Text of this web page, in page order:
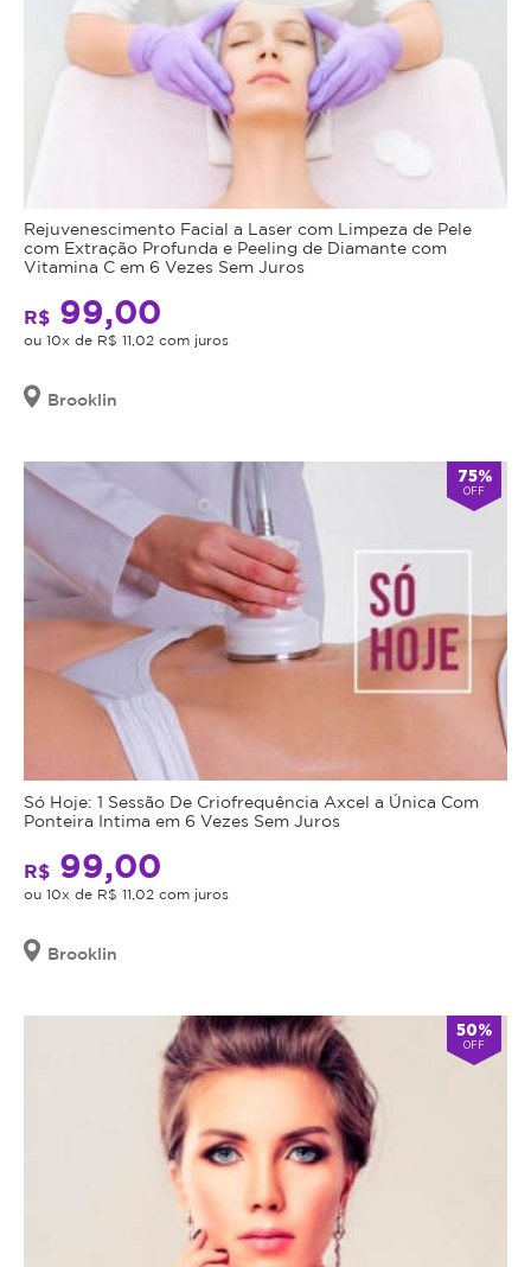
Rejuvenescimento Facial a Laser com Limpeza de Pele
com Extração Profunda e Peeling de Diamante com
Vitamina C em 6 Vezes Sem Juros
R$ 99,00
ou 10x de R$ 11,02 com juros
Brooklin
75%
OFF
Só Hoje: 1 Sessão De Criofrequência Axcel a Única Com
Ponteira Intima em 6 Vezes Sem Juros
R$ 99,00
ou 10x de R$ 11,02 com juros
Brooklin
50%
OFF